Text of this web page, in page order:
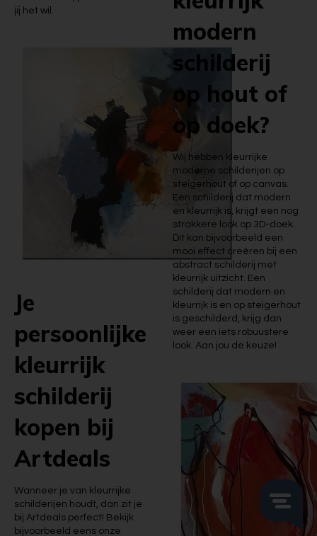
jij het wil.
Je
persoonlijke
kleurrijk
schilderij
kopen bij
Artdeals
Wanneer je van kleurrijke
schilderijen houdt, dan zit je
bij Artdeals perfect! Bekijk
bijvoorbeeld eens onze
modern
schilderij
op hout of
op doek?
Wij hebben kleurrijke
moderne schilderijen op
steigerhout of op canvas.
Een schilderij dat modern
en kleurrijk is, krijgt een nog
strakkere look op 3D-doek.
Dit kan bijvoorbeeld een
mooi effect creëren bij een
abstract schilderij met
kleurrijk uitzicht. Een
schilderij dat modern en
kleurrijk is en op steigerhout
is geschilderd, krijg dan
weer een iets robuustere
look. Aan jou de keuze!